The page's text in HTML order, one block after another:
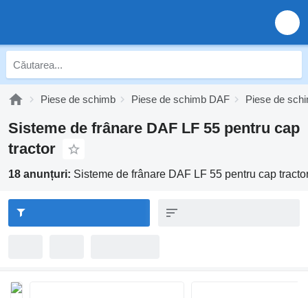
Piese de schimb Piese de schimb DAF Piese de
Sisteme de frânare DAF LF 55 pentru cap
tractor
18 anunțuri: Sisteme de frânare DAF LF 55 pentru cap